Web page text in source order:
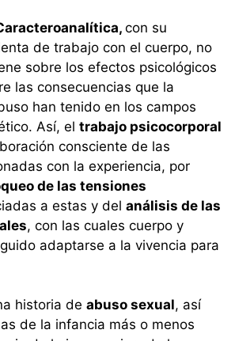
con su
de trabajo con el cuerpo, no
sobre los efectos psicológicos
las consecuencias que la
han tenido en los campos
Así, el trabajo psicocorporal
consciente de las
con la experiencia, por
de las tensiones
a estas y del análisis de las
, con las cuales cuerpo y
adaptarse a la vivencia para
historia de abuso sexual, así
de la infancia más o menos